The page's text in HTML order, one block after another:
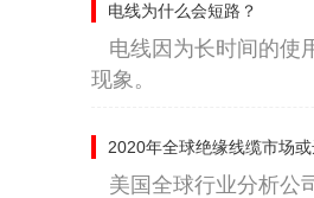
电线为什么会短路？
电线因为长时间的使
现象。
2020年全球绝缘线缆市场
美国全球行业分析公